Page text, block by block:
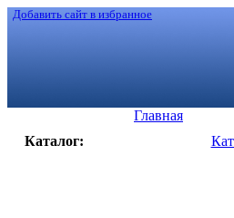
Добавить сайт в избранное
Главная
Каталог: